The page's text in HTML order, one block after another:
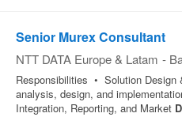
Senior Murex Consultant
NTT DATA Europe & Latam -
Responsibilities • Solution Design
analysis, design, and
Integration, Reporting, and Market